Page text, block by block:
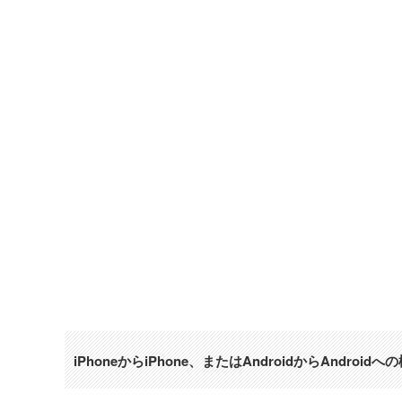
iPhoneからiPhone、またはAndroidからAndroidへの